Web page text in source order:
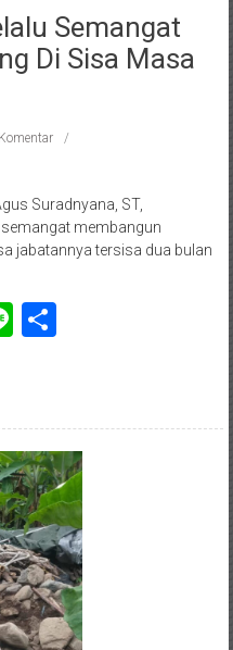
Semangat
Di Sisa Masa
Suradnyana, ST,
membangun
jabatannya tersisa dua bulan
LineShare